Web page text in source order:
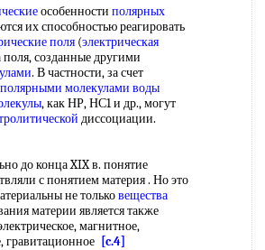
особенности полярных
их способностью реагировать
поля (электрическая
поля, созданные другими
. В частности, за счет
полярными молекулами воды
, как НР, НС1 и др., могут
диссоциации.
до конца XIX в. понятие
с понятием материя . Но это
не тольковещества
материи является также
магнитное,
гравитационное [c.4]